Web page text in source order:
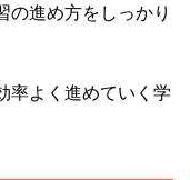
の進め方をしっかり
率よく進めていく学